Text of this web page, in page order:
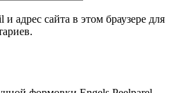
адрес сайта в этом браузере для